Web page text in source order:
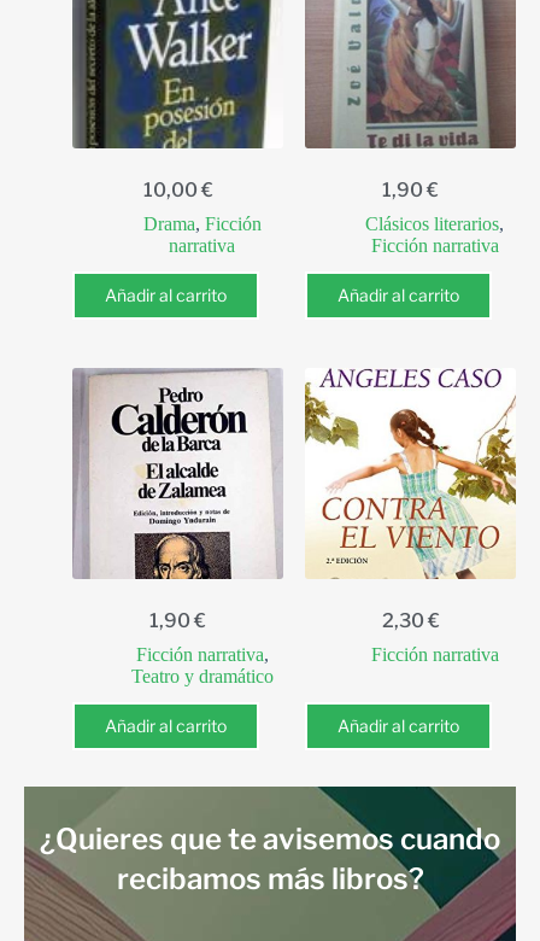
10,00 €
Drama, Ficción
narrativa
Añadir al carrito
1,90 €
Clásicos literarios,
Ficción narrativa
Añadir al carrito
1,90 €
Ficción narrativa,
Teatro y dramático
Añadir al carrito
2,30 €
Ficción narrativa
Añadir al carrito
¿Quieres que te avisemos cuando
recibamos más libros?